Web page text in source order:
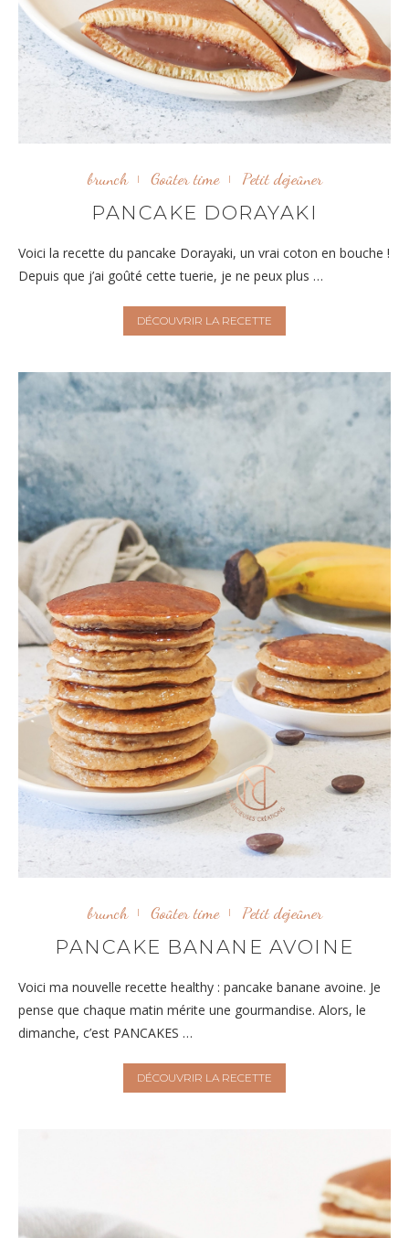
brunch Goûter time Petit dejeûner
PANCAKE DORAYAKI
Voici la recette du pancake Dorayaki, un vrai coton en bouche !
Depuis que j’ai goûté cette tuerie, je ne peux plus …
DÉCOUVRIR LA RECETTE
brunch Goûter time Petit dejeûner
PANCAKE BANANE AVOINE
Voici ma nouvelle recette healthy : pancake banane avoine. Je
pense que chaque matin mérite une gourmandise. Alors, le
dimanche, c’est PANCAKES …
DÉCOUVRIR LA RECETTE